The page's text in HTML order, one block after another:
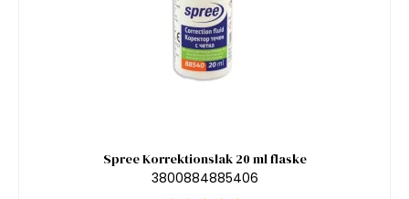
Spree Korrektionslak 20 ml flaske
3800884885406